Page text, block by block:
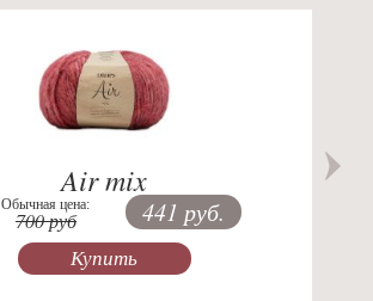
Air mix
Обычная цена:
700 руб 441 руб.
Купить